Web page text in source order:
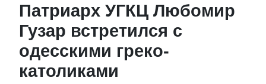
Патриарх УГКЦ Любомир
Гузар встретился с
одесскими греко-
католиками